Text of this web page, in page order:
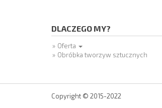
DLACZEGO MY?
Oferta
Obróbka tworzyw sztucznych
Copyright © 2015-2022